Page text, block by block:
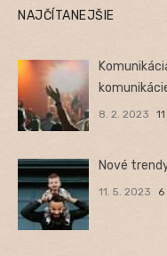
NAJČÍTANEJŠIE
8. 2. 2023
Nové
11. 5. 2023 6